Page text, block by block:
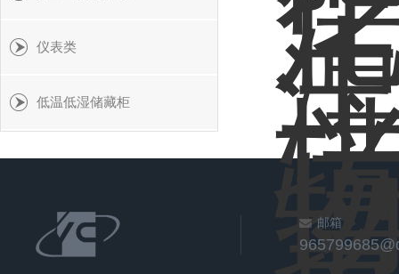
仪表类
低温低湿储藏柜
邮箱